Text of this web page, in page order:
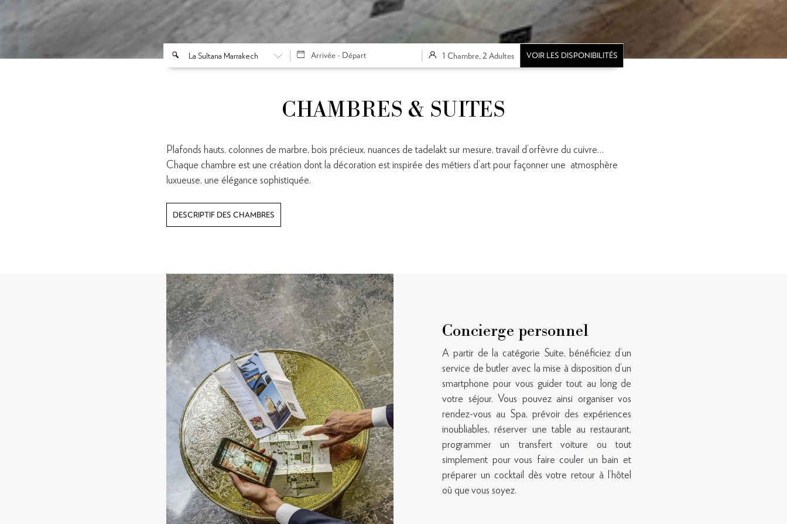
La Sultana Marrakech 1 Chambre, 2 Adultes VOIR LES DISPONIBILITÉS
CHAMBRES & SUITES
Plafonds hauts, colonnes de marbre, bois précieux, nuances de tadelakt sur mesure, travail d’orfèvre du cuivre…
Chaque chambre est une création dont la décoration est inspirée des métiers d’art pour façonner une atmosphère
luxueuse, une élégance sophistiquée.
DESCRIPTIF DES CHAMBRES
Concierge personnel
A partir de la catégorie Suite, bénéficiez d’un
service de butler avec la mise à disposition d’un
smartphone pour vous guider tout au long de
votre séjour. Vous pouvez ainsi organiser vos
rendez-vous au Spa, prévoir des expériences
inoubliables, réserver une table au restaurant,
programmer un transfert voiture ou tout
simplement pour vous faire couler un bain et
préparer un cocktail dès votre retour à l’hôtel
où que vous soyez.
RESTEZ INFORMÉ
Pour recevoir des mises à jour sur les dernières nouvelles, des offres inspirantes, des expériences
et plus encore, veuillez enregistrer votre intérêt.